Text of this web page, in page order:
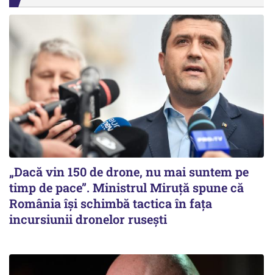
„Dacă vin 150 de drone, nu mai suntem pe
timp de pace”. Ministrul Miruţă spune că
România își schimbă tactica în fața
incursiunii dronelor rusești